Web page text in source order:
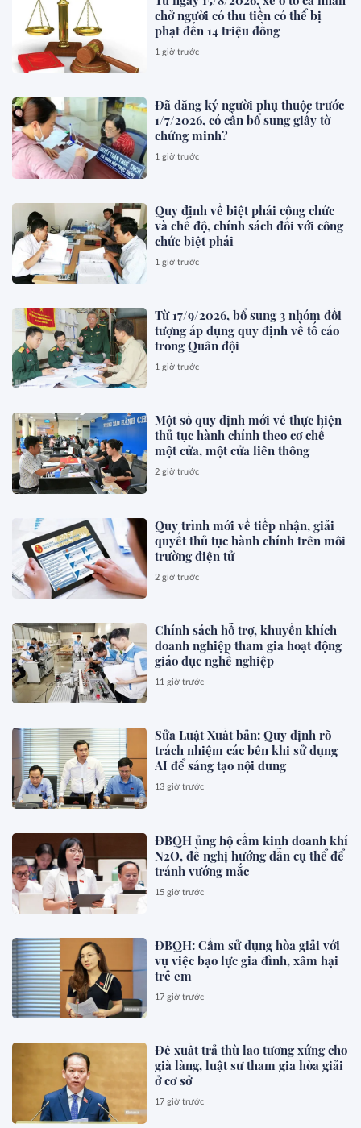
chở người có thu tiền có thể bị
phạt đến 14 triệu đồng
1 giờ trước
Đã đăng ký người phụ thuộc trước
1/7/2026, có cần bổ sung giấy tờ
chứng minh?
1 giờ trước
Quy định về biệt phái công chức
và chế độ, chính sách đối với công
chức biệt phái
1 giờ trước
Từ 17/9/2026, bổ sung 3 nhóm đối
tượng áp dụng quy định về tố cáo
trong Quân đội
1 giờ trước
Một số quy định mới về thực hiện
thủ tục hành chính theo cơ chế
một cửa, một cửa liên thông
2 giờ trước
Quy trình mới về tiếp nhận, giải
quyết thủ tục hành chính trên môi
trường điện tử
2 giờ trước
Chính sách hỗ trợ, khuyến khích
doanh nghiệp tham gia hoạt động
giáo dục nghề nghiệp
11 giờ trước
Sửa Luật Xuất bản: Quy định rõ
trách nhiệm các bên khi sử dụng
AI để sáng tạo nội dung
13 giờ trước
ĐBQH ủng hộ cấm kinh doanh khí
N2O, đề nghị hướng dẫn cụ thể để
tránh vướng mắc
15 giờ trước
ĐBQH: Cấm sử dụng hòa giải với
vụ việc bạo lực gia đình, xâm hại
trẻ em
17 giờ trước
Đề xuất trả thù lao tương xứng cho
già làng, luật sư tham gia hòa giải
ở cơ sở
17 giờ trước